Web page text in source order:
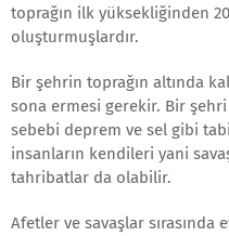
toprağın ilk yüksekliğinden
oluşturmuşlardır.
Bir şehrin toprağın altında
sona ermesi gerekir. Bir
sebebi deprem ve sel gibi
insanların kendileri yani
tahribatlar da olabilir.
Afetler ve savaşlar